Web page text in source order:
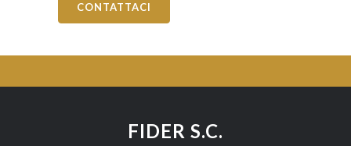
CONTATTACI
FIDER S.C.